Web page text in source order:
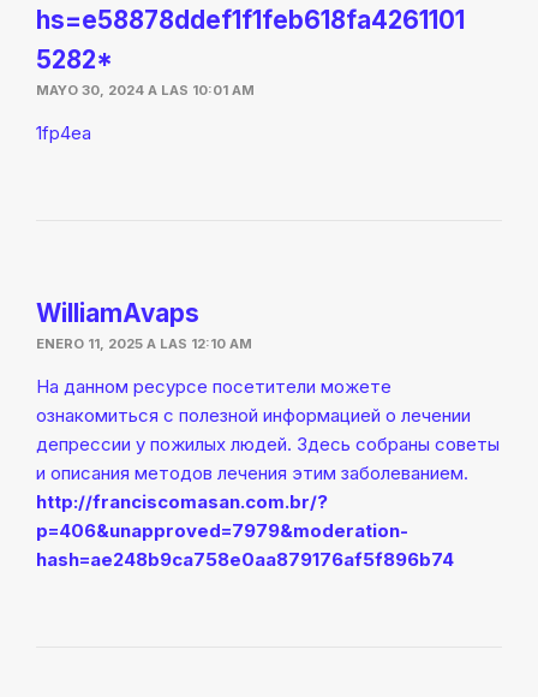
hs=e58878ddef1f1feb618fa4261101
5282*
MAYO 30, 2024 A LAS 10:01 AM
1fp4ea
WilliamAvaps
ENERO 11, 2025 A LAS 12:10 AM
На данном ресурсе посетители можете
ознакомиться с полезной информацией о лечении
депрессии у пожилых людей. Здесь собраны советы
и описания методов лечения этим заболеванием.
http://franciscomasan.com.br/?
p=406&unapproved=7979&moderation-
hash=ae248b9ca758e0aa879176af5f896b74